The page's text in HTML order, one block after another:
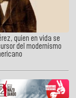
quien en vida se
del modernismo